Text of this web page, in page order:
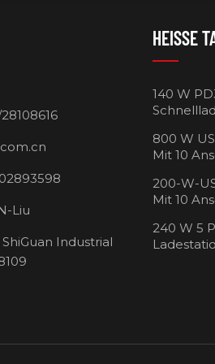
Liu
Industrial
HEISSE
140 W
800 W
Mit 10
200-W-
Mit 10
240 W 5